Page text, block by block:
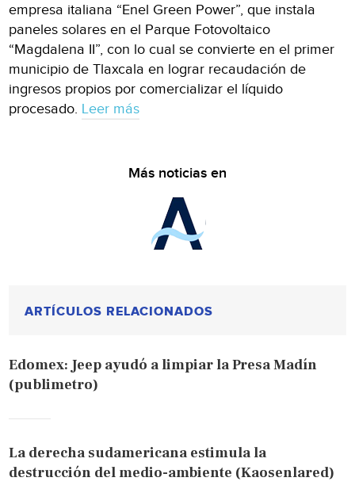
empresa italiana “Enel Green Power”, que instala
paneles solares en el Parque Fotovoltaico
“Magdalena II”, con lo cual se convierte en el primer
municipio de Tlaxcala en lograr recaudación de
ingresos propios por comercializar el líquido
procesado. Leer más
Más noticias en
ARTÍCULOS RELACIONADOS
Edomex: Jeep ayudó a limpiar la Presa Madín
(publimetro)
La derecha sudamericana estimula la
destrucción del medio-ambiente (Kaosenlared)